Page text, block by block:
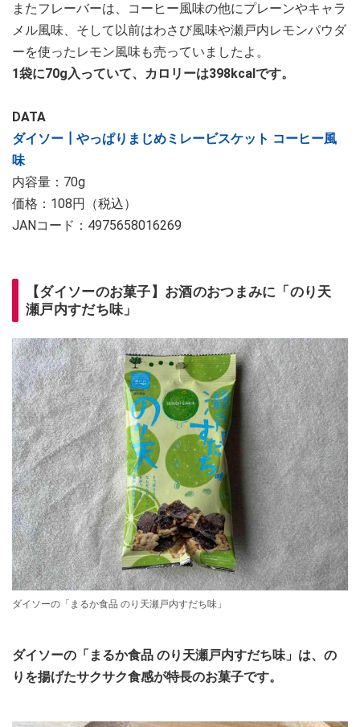
またフレーバーは、コーヒー風味の他にプレーンやキャラ
メル風味、そして以前はわさび風味や瀬戸内レモンパウダ
ーを使ったレモン風味も売っていましたよ。
1袋に70g入っていて、カロリーは398kcalです。
DATA
ダイソー┃やっぱりまじめミレービスケット コーヒー風
味
内容量：70g
価格：108円（税込）
JANコード：4975658016269
【ダイソーのお菓子】お酒のおつまみに「のり天
瀬戸内すだち味」
ダイソーの「まるか食品 のり天瀬戸内すだち味」
ダイソーの「まるか食品 のり天瀬戸内すだち味」は、の
りを揚げたサクサク食感が特長のお菓子です。